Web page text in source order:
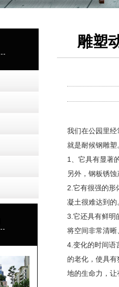
雕塑
我们在公园里
就是耐候钢雕塑
1、它具有显著
另外，钢板锈
2.它有很强的形
凝土很难达到的
3.它还具有鲜明
将空间非常清晰
4.变化的时间语
的老化，使具
地的生命力，让